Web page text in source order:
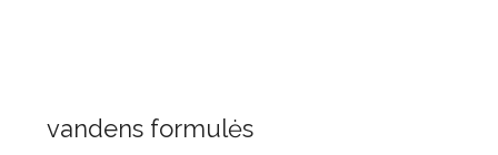
vandens formulės